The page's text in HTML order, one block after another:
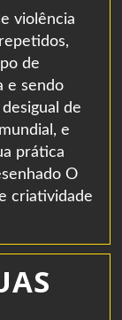
violência
de
e sendo
de
e
prática
O
criatividade